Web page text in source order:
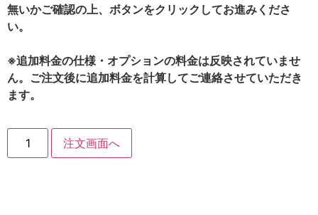
無いかご確認の上、ボタンをクリックしてお進みくださ
い。
※追加料金の仕様・オプションの料金は反映されていませ
ん。ご注文後に追加料金を計算してご連絡させていただき
ます。
注文画面へ